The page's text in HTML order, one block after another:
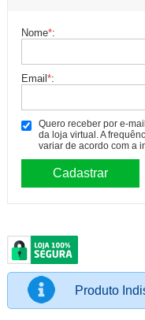
Nome*:
Email*:
Quero receber por e-
da loja virtual. A
variar de acordo com a
Produto